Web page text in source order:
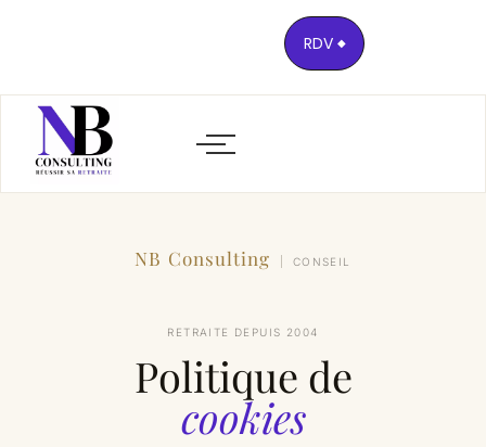
RDV
NB Consulting CONSEIL
RETRAITE DEPUIS 2004
Politique de
cookies